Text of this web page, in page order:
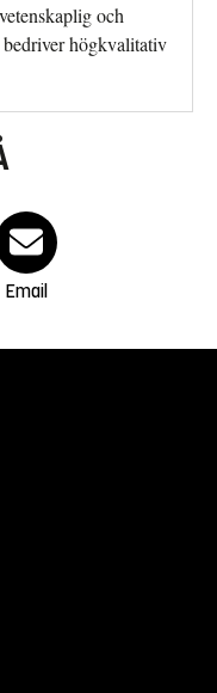
och
högkvalitativ
Email